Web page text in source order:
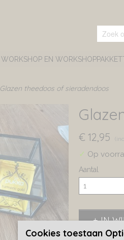
WORKSHOP EN
Glazen theedoos of sieradendoos
€ 12,95
✓ Op
Aantal
IN
Cookies toestaan